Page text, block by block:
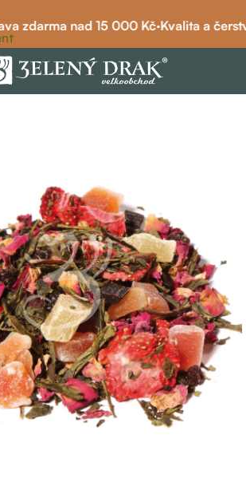
zdarma nad 15 000 Kč·Kvalita a
/ zelený čaj ochucený